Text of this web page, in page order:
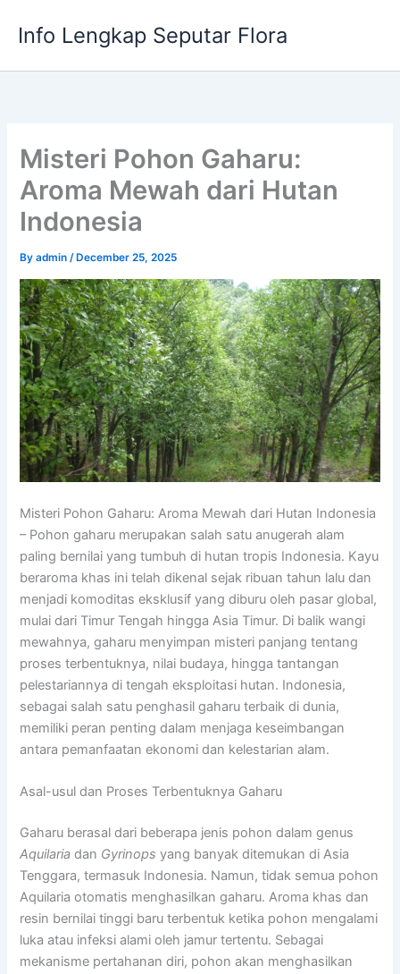
Info Lengkap Seputar Flora
Misteri Pohon Gaharu:
Aroma Mewah dari Hutan
Indonesia
Byadmin/ December 25, 2025
Misteri Pohon Gaharu: Aroma Mewah dari Hutan Indonesia
– Pohon gaharu merupakan salah satu anugerah alam
paling bernilai yang tumbuh di hutan tropis Indonesia. Kayu
beraroma khas ini telah dikenal sejak ribuan tahun lalu dan
menjadi komoditas eksklusif yang diburu oleh pasar global,
mulai dari Timur Tengah hingga Asia Timur. Di balik wangi
mewahnya, gaharu menyimpan misteri panjang tentang
proses terbentuknya, nilai budaya, hingga tantangan
pelestariannya di tengah eksploitasi hutan. Indonesia,
sebagai salah satu penghasil gaharu terbaik di dunia,
memiliki peran penting dalam menjaga keseimbangan
antara pemanfaatan ekonomi dan kelestarian alam.
Asal-usul dan Proses Terbentuknya Gaharu
Gaharu berasal dari beberapa jenis pohon dalam genus
Aquilaria dan Gyrinops yang banyak ditemukan di Asia
Tenggara, termasuk Indonesia. Namun, tidak semua pohon
Aquilaria otomatis menghasilkan gaharu. Aroma khas dan
resin bernilai tinggi baru terbentuk ketika pohon mengalami
luka atau infeksi alami oleh jamur tertentu. Sebagai
mekanisme pertahanan diri, pohon akan menghasilkan